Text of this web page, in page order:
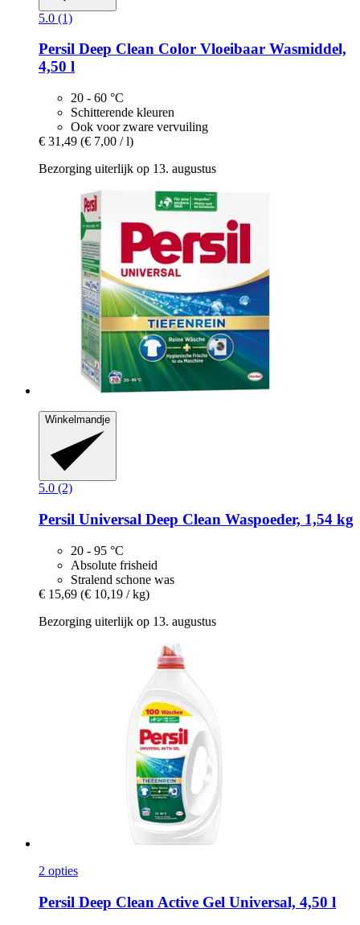
5.0 (1)
Persil Deep Clean Color Vloeibaar Wasmiddel,
4,50 l
20 - 60 °C
Schitterende kleuren
Ook voor zware vervuiling
€ 31,49 (€ 7,00 / l)
Bezorging uiterlijk op 13. augustus
Winkelmandje
5.0 (2)
Persil Universal Deep Clean Waspoeder, 1,54 kg
20 - 95 °C
Absolute frisheid
Stralend schone was
€ 15,69 (€ 10,19 / kg)
Bezorging uiterlijk op 13. augustus
2 opties
Persil Deep Clean Active Gel Universal, 4,50 l